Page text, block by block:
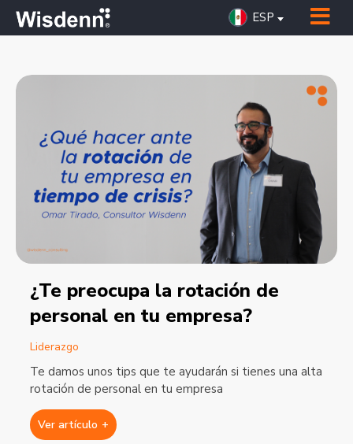
ESP
¿Te preocupa la rotación de
personal en tu empresa?
Liderazgo
Te damos unos tips que te ayudarán si tienes una alta
rotación de personal en tu empresa
Ver artículo +